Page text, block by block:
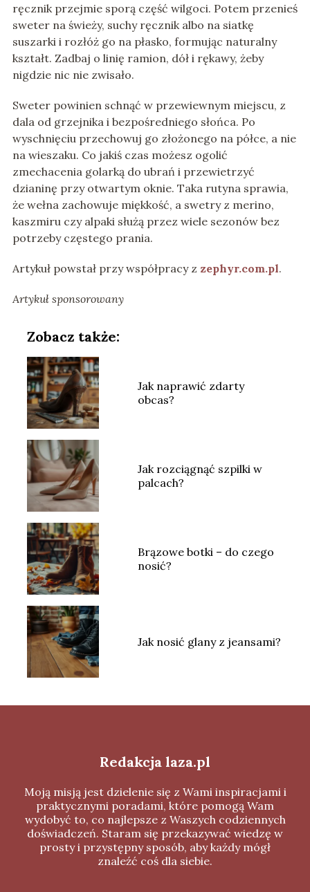
ręcznik przejmie sporą część wilgoci. Potem przenieś
sweter na świeży, suchy ręcznik albo na siatkę
suszarki i rozłóż go na płasko, formując naturalny
kształt. Zadbaj o linię ramion, dół i rękawy, żeby
nigdzie nic nie zwisało.
Sweter powinien schnąć w przewiewnym miejscu, z
dala od grzejnika i bezpośredniego słońca. Po
wyschnięciu przechowuj go złożonego na półce, a nie
na wieszaku. Co jakiś czas możesz ogolić
zmechacenia golarką do ubrań i przewietrzyć
dzianinę przy otwartym oknie. Taka rutyna sprawia,
że wełna zachowuje miękkość, a swetry z merino,
kaszmiru czy alpaki służą przez wiele sezonów bez
potrzeby częstego prania.
Artykuł powstał przy współpracy z zephyr.com.pl.
Artykuł sponsorowany
Zobacz także:
Jak naprawić zdarty
obcas?
Jak rozciągnąć szpilki w
palcach?
Brązowe botki – do czego
nosić?
Jak nosić glany z jeansami?
Redakcja laza.pl
Moją misją jest dzielenie się z Wami inspiracjami i
praktycznymi poradami, które pomogą Wam
wydobyć to, co najlepsze z Waszych codziennych
doświadczeń. Staram się przekazywać wiedzę w
prosty i przystępny sposób, aby każdy mógł
znaleźć coś dla siebie.